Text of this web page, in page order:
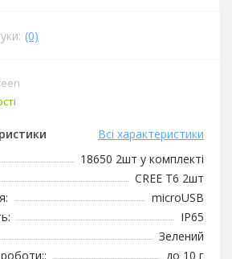
(0)
Всі характеристики
18650 2шт у комплекті
CREE T6 2шт
microUSB
IP65
Зелений
до 10 г